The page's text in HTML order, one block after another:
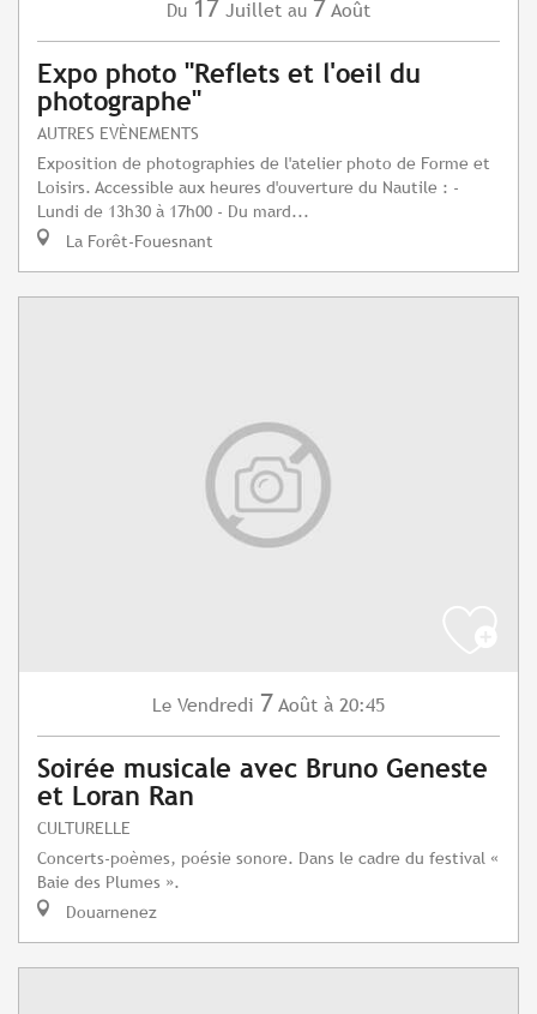
Du 17 Juillet au 7 Août
Expo photo "Reflets et l'oeil du
photographe"
AUTRES EVÈNEMENTS
Exposition de photographies de l'atelier photo de Forme et
Loisirs. Accessible aux heures d'ouverture du Nautile : -
Lundi de 13h30 à 17h00 - Du mard...
La Forêt-Fouesnant
Le Vendredi 7 Août à 20:45
Soirée musicale avec Bruno Geneste
et Loran Ran
CULTURELLE
Concerts-poèmes, poésie sonore. Dans le cadre du festival «
Baie des Plumes ».
Douarnenez